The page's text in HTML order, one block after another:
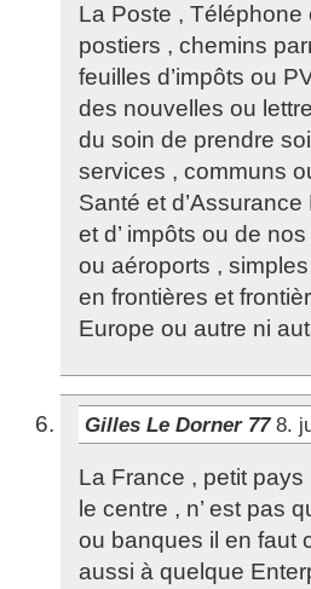
La Poste ,
postiers , chemins
feuilles d’impôts ou
des nouvelles ou
du soin de prendre
services , communs
Santé et
et d’ impôts ou de
ou aéroports ,
en frontières et
Europe ou autre ni
Gilles Le Dorner 77 8.
La France , petit pays
le centre , n’ est pas
ou banques il en faut
aussi à quelque